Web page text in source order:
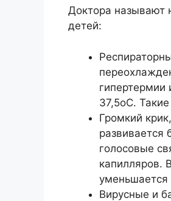
Доктора называют
детей:
гипертермии
37,5оС.
Громкий
развивается
голосовые
капилляров.
уменьшается
Вирусные и